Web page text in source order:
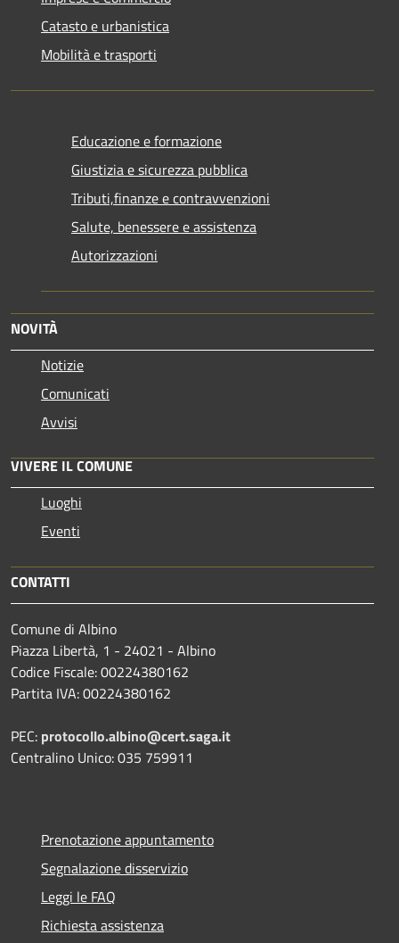
Catasto e urbanistica
Mobilità e trasporti
Educazione e formazione
Giustizia e sicurezza pubblica
Tributi,finanze e contravvenzioni
Salute, benessere e assistenza
Autorizzazioni
NOVITÀ
Notizie
Comunicati
Avvisi
VIVERE IL COMUNE
Luoghi
Eventi
CONTATTI
Comune di Albino
Piazza Libertà, 1 - 24021 - Albino
Codice Fiscale: 00224380162
Partita IVA: 00224380162
PEC: protocollo.albino@cert.saga.it
Centralino Unico: 035 759911
Prenotazione appuntamento
Segnalazione disservizio
Leggi le FAQ
Richiesta assistenza